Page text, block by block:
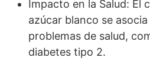
Impacto en la Salud: El
azúcar blanco se
problemas de salud,
diabetes tipo 2.